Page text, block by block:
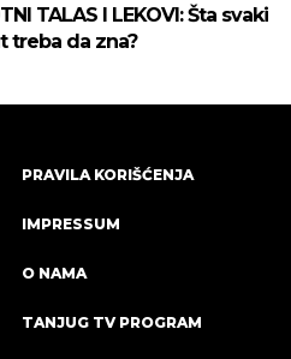
TALAS I LEKOVI: Šta svaki
treba da zna?
PRAVILA KORIŠĆENJA
IMPRESSUM
O NAMA
TANJUG TV PROGRAM